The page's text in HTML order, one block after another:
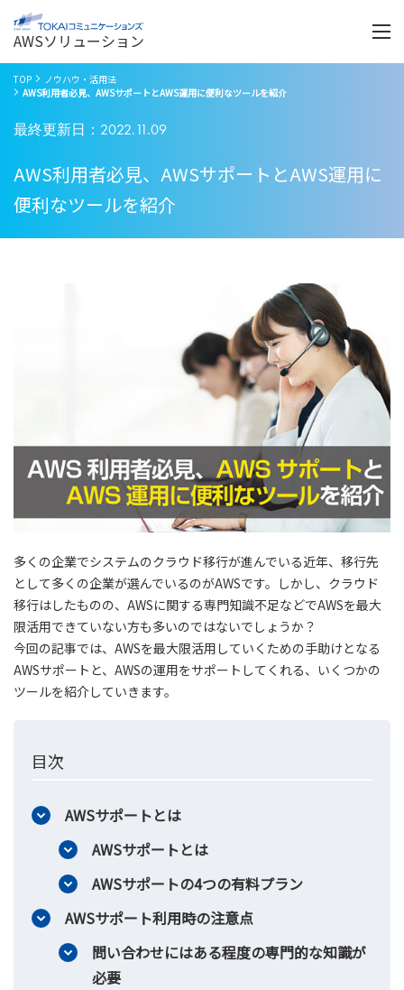
AWSソリューション
く
TOP
ノウハウ・活用法
AWS利用者必見、AWSサポートとAWS運用に便利なツールを紹介
最終更新日：2022.11.09
AWS利用者必見、AWSサポートとAWS運用に
便利なツールを紹介
多くの企業でシステムのクラウド移行が進んでいる近年、移行先
として多くの企業が選んでいるのがAWSです。しかし、クラウド
移行はしたものの、AWSに関する専門知識不足などでAWSを最大
限活用できていない方も多いのではないでしょうか？
今回の記事では、AWSを最大限活用していくための手助けとなる
AWSサポートと、AWSの運用をサポートしてくれる、いくつかの
ツールを紹介していきます。
目次
AWSサポートとは
AWSサポートとは
AWSサポートの4つの有料プラン
AWSサポート利用時の注意点
問い合わせにはある程度の専門的な知識が
必要